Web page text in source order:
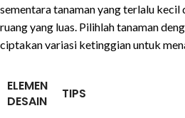
sementara tanaman yang terlalu
ruang yang luas. Pilihlah tanaman
ciptakan variasi ketinggian untuk
ELEMEN
DESAIN
TIPS